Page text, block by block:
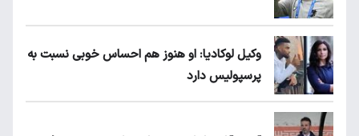
وکیل لوکادیا: او هنوز هم احساس خوبی نسبت به
پرسپولیس دارد